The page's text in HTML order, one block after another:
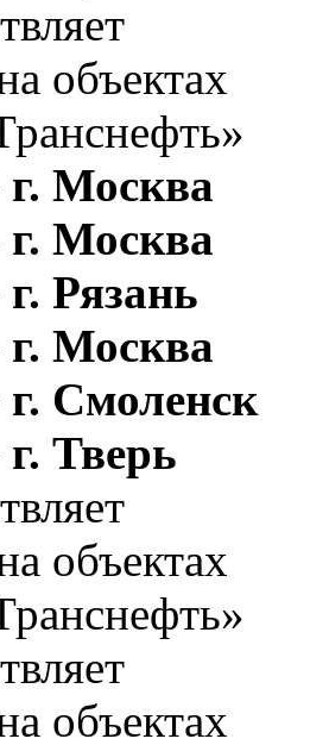
г. Москва
г. Москва
г. Рязань
г. Москва
г. Смоленск
г. Тверь